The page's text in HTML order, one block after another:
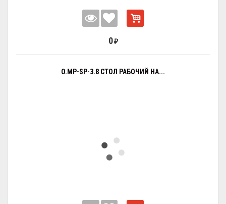
0 ₽
O.MP-SP-3.8 СТОЛ РАБОЧИЙ НА...